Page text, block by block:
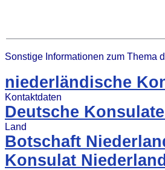
Sonstige Informationen zum Thema
niederländische
Kontaktdaten
Deutsche
Land
Botschaft
Konsulat